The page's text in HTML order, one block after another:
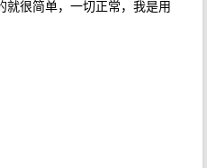
就很简单，一切正常，我是用